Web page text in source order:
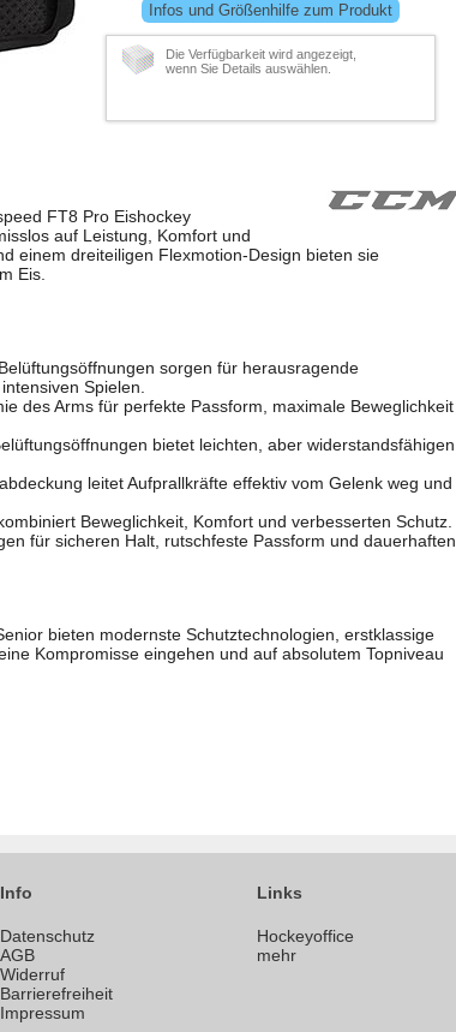
Infos und Größenhilfe zum Produkt
Die Verfügbarkeit wird angezeigt,
wenn Sie Details auswählen.
FT8 Pro Eishockey
auf Leistung, Komfort und
einem dreiteiligen Flexmotion-Design bieten sie
Eis.
sorgen für herausragende
Spielen.
des Arms für perfekte Passform, maximale Beweglichkeit
bietet leichten, aber widerstandsfähigen
leitet Aufprallkräfte effektiv vom Gelenk weg und
Beweglichkeit, Komfort und verbesserten Schutz.
für sicheren Halt, rutschfeste Passform und dauerhaften
bieten modernste Schutztechnologien, erstklassige
Kompromisse eingehen und auf absolutem Topniveau
Info
Datenschutz
AGB
Widerruf
Barrierefreiheit
Impressum
Links
Hockeyoffice
mehr